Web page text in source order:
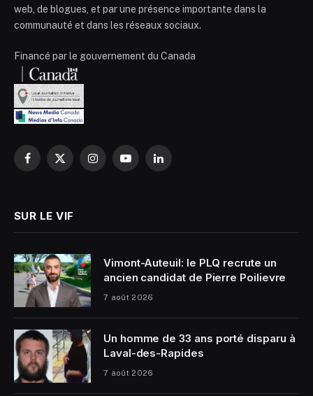
web, de blogues, et par une présence importante dans la
communauté et dans les réseaux sociaux.
Financé par le gouvernement du Canada
Facebook
X
InstagramYouTubeLinkedIn
SUR LE VIF
Vimont-Auteuil: le PLQ recrute un
ancien candidat de Pierre Poilievre
7 août 2026
Un homme de 33 ans porté disparu à
Laval-des-Rapides
7 août 2026